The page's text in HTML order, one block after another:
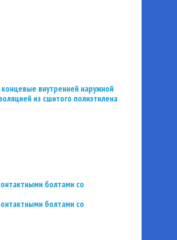
внутренней наружной
из сшитого полиэтилена
болтами со
болтами со